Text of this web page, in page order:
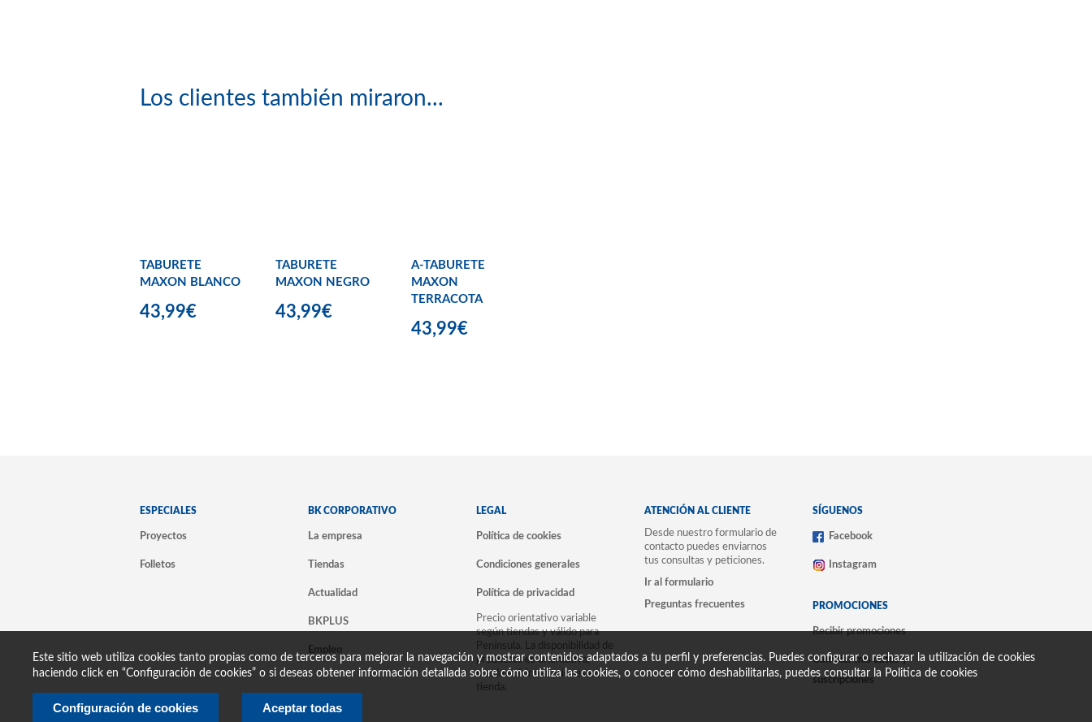
Los clientes también miraron...
TABURETE
MAXON BLANCO
43,99€
TABURETE
MAXON NEGRO
43,99€
A-TABURETE
MAXON
TERRACOTA
43,99€
ESPECIALES
Proyectos
Folletos
BK CORPORATIVO
La empresa
Tiendas
Actualidad
BKPLUS
Empleo
LEGAL
Política de cookies
Condiciones generales
Política de privacidad
Precio orientativo variable
según tiendas y válido para
Península. La disponibilidad de
productos es orientativa,
puede sufrir variaciones en
tienda.
ATENCIÓN AL CLIENTE
Desde nuestro formulario de
contacto puedes enviarnos
tus consultas y peticiones.
Ir al formulario
Preguntas frecuentes
SÍGUENOS
Facebook
Instagram
PROMOCIONES
Recibir promociones
Cambiar mis datos y
suscripciones
Este sitio web utiliza cookies tanto propias como de terceros para mejorar la navegación y mostrar contenidos adaptados a tu perfil y preferencias. Puedes configurar o rechazar la utilización de cookies
haciendo click en “Configuración de cookies” o si deseas obtener información detallada sobre cómo utiliza las cookies, o conocer cómo deshabilitarlas, puedes consultar la Politica de cookies
Configuración de cookies Aceptar todas